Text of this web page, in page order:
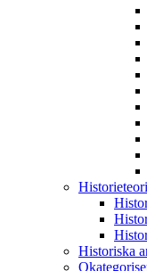
Historieteori
Historiska